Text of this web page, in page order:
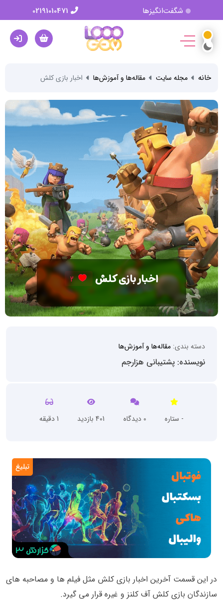
شگفت‌انگیزها
خانه مجله سایت مقاله‌ها و آموزش‌ها اخبار بازی کلش
اخبار بازی کلش 2
دسته بندی: مقاله‌ها و آموزش‌ها
نویسنده: پشتیبانی هزارجم
- ستاره 0 دیدگاه 401 بازدید 1 دقیقه
تبلیغ
در این قسمت آخرین اخبار بازی کلش مثل فیلم ها و مصاحبه های
سازندگان بازی کلش آف کلنز و غیره قرار می گیرد.